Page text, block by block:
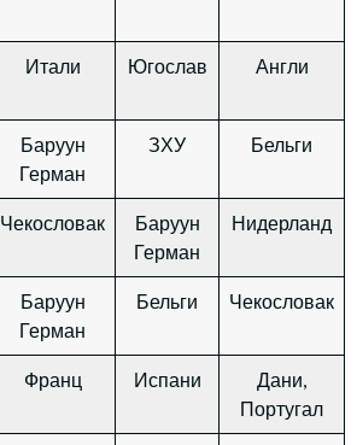
Итали Югослав Англи
Баруун
Герман
ЗХУ Бельги
Чекословак
Баруун
Герман
Нидерланд
Баруун
Герман
Бельги Чекословак
Франц Испани
Дани,
Португал